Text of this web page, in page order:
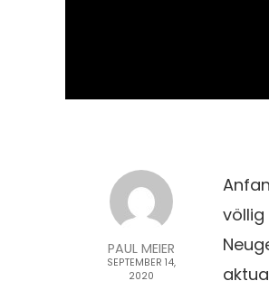
PAUL MEIER
SEPTEMBER 14,
2020
völlig